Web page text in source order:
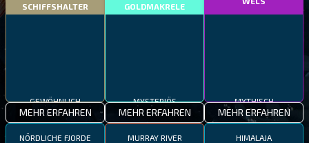
SCHIFFSHALTER
GEWÖHNLICH
MEHR ERFAHREN
GOLDMAKRELE
MYSTERIÖS
MEHR ERFAHREN
MYTHISCH
MEHR ERFAHREN
NÖRDLICHE FJORDE MURRAY RIVER HIMALAJA